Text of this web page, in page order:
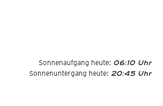
Sonnenaufgang heute: 06:10 Uhr
Sonnenuntergang heute: 20:45 Uhr